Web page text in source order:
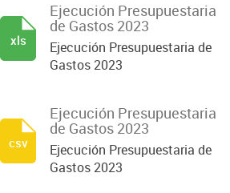
Ejecución Presupuestaria
de Gastos 2023
Ejecución Presupuestaria de
Gastos 2023
xls
Ejecución Presupuestaria
de Gastos 2023
Ejecución Presupuestaria de
Gastos 2023
csv